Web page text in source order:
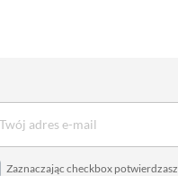
Zaznaczając checkbox